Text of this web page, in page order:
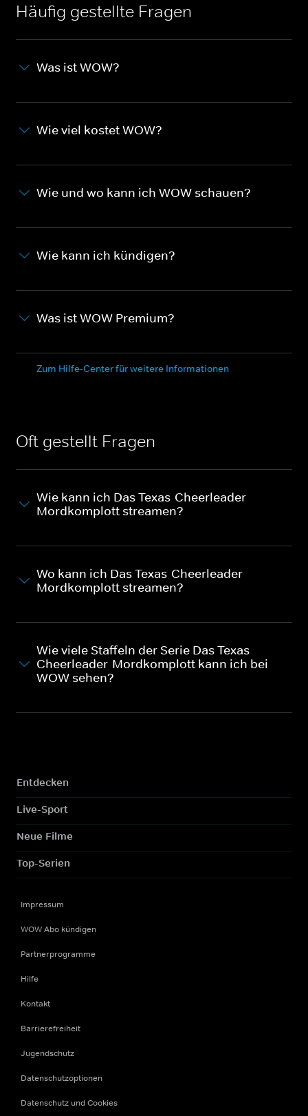
Häufig gestellte Fragen
Was ist WOW?
Wie viel kostet WOW?
Wie und wo kann ich WOW schauen?
Wie kann ich kündigen?
Was ist WOW Premium?
Zum Hilfe-Center für weitere Informationen
Oft gestellt Fragen
Wie kann ich Das Texas-Cheerleader-
Mordkomplott streamen?
Wo kann ich Das Texas-Cheerleader-
Mordkomplott streamen?
Wie viele Staffeln der Serie Das Texas-
Cheerleader-Mordkomplott kann ich bei
WOW sehen?
Entdecken
Live-Sport
Neue Filme
Top-Serien
Impressum
WOW Abo kündigen
Partnerprogramme
Hilfe
Kontakt
Barrierefreiheit
Jugendschutz
Datenschutzoptionen
Datenschutz und Cookies